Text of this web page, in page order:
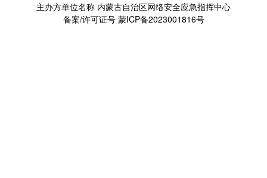
主办方单位名称 内蒙古自治区网络安全应急指挥中心
备案/许可证号 蒙ICP备2023001816号